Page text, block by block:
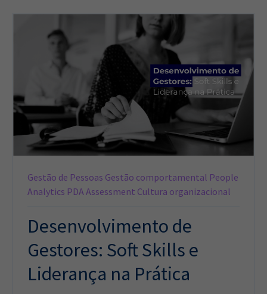
Gestão de Pessoas Gestão comportamental People
Analytics PDA Assessment Cultura organizacional
Desenvolvimento de
Gestores: Soft Skills e
Liderança na Prática